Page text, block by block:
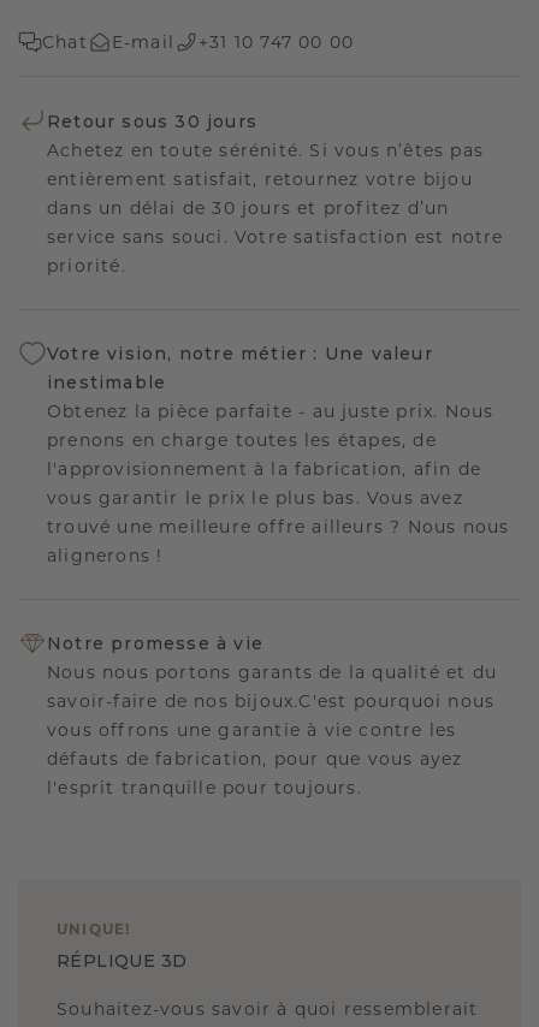
Chat E-mail +31 10 747 00 00
Retour sous 30 jours
Achetez en toute sérénité. Si vous n’êtes pas
entièrement satisfait, retournez votre bijou
dans un délai de 30 jours et profitez d’un
service sans souci. Votre satisfaction est notre
priorité.
Votre vision, notre métier : Une valeur
inestimable
Obtenez la pièce parfaite - au juste prix. Nous
prenons en charge toutes les étapes, de
l'approvisionnement à la fabrication, afin de
vous garantir le prix le plus bas. Vous avez
trouvé une meilleure offre ailleurs ? Nous nous
alignerons !
Notre promesse à vie
Nous nous portons garants de la qualité et du
savoir-faire de nos bijoux.C'est pourquoi nous
vous offrons une garantie à vie contre les
défauts de fabrication, pour que vous ayez
l'esprit tranquille pour toujours.
UNIQUE !
RÉPLIQUE 3D
Souhaitez-vous savoir à quoi ressemblerait